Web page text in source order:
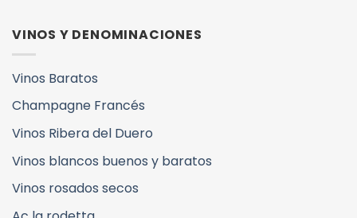
VINOS Y DENOMINACIONES
Vinos Baratos
Champagne Francés
Vinos Ribera del Duero
Vinos blancos buenos y baratos
Vinos rosados secos